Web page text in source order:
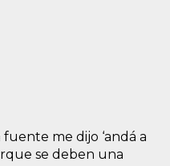
fuente me dijo ‘andá a
se deben una